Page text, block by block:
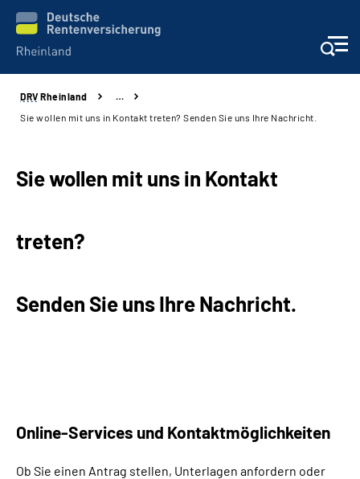
Aktuelles
Klinikverbund
DRV Rheinland
…
Sie wollen mit uns in Kontakt treten? Senden Sie uns Ihre Nachricht.
Sie wollen mit uns in Kontakt
treten?
Senden Sie uns Ihre Nachricht.
Online-Services und Kontaktmöglichkeiten
Ob Sie einen Antrag stellen, Unterlagen anfordern oder